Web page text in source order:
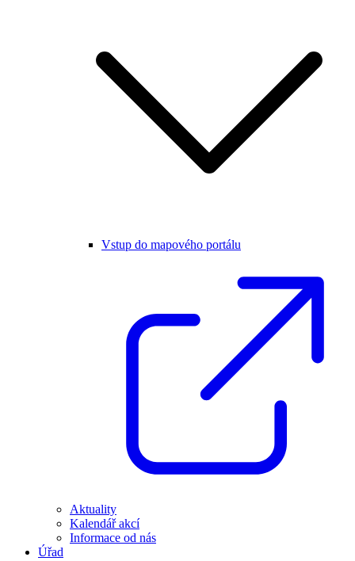
Vstup do mapového portálu
Aktuality
Kalendář akcí
Informace od nás
Úřad